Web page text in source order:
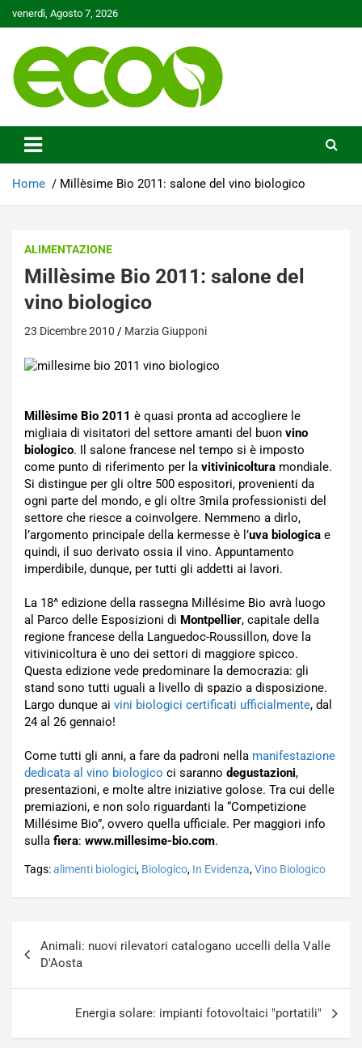
to
venerdì, Agosto 7, 2026
Ecoo.it
Home Millèsime Bio 2011: salone del vino biologico
ALIMENTAZIONE
Millèsime Bio 2011: salone del
vino biologico
23 Dicembre 2010 Marzia Giupponi
Millèsime Bio 2011 è quasi pronta ad accogliere le
migliaia di visitatori del settore amanti del buon vino
biologico. Il salone francese nel tempo si è imposto
come punto di riferimento per la vitivinicoltura mondiale.
Si distingue per gli oltre 500 espositori, provenienti da
ogni parte del mondo, e gli oltre 3mila professionisti del
settore che riesce a coinvolgere. Nemmeno a dirlo,
l’argomento principale della kermesse è l’uva biologica e
quindi, il suo derivato ossia il vino. Appuntamento
imperdibile, dunque, per tutti gli addetti ai lavori.
La 18^ edizione della rassegna Millésime Bio avrà luogo
al Parco delle Esposizioni di Montpellier, capitale della
regione francese della Languedoc-Roussillon, dove la
vitivinicoltura è uno dei settori di maggiore spicco.
Questa edizione vede predominare la democrazia: gli
stand sono tutti uguali a livello di spazio a disposizione.
Largo dunque ai vini biologici certificati ufficialmente, dal
24 al 26 gennaio!
Come tutti gli anni, a fare da padroni nella manifestazione
dedicata al vino biologico ci saranno degustazioni,
presentazioni, e molte altre iniziative golose. Tra cui delle
premiazioni, e non solo riguardanti la “Competizione
Millésime Bio”, ovvero quella ufficiale. Per maggiori info
sulla fiera: www.millesime-bio.com.
Tags:alimenti biologici, Biologico, In Evidenza,Vino Biologico
articoli
Animali: nuovi rilevatori catalogano uccelli della Valle
D'Aosta
Energia solare: impianti fotovoltaici "portatili"